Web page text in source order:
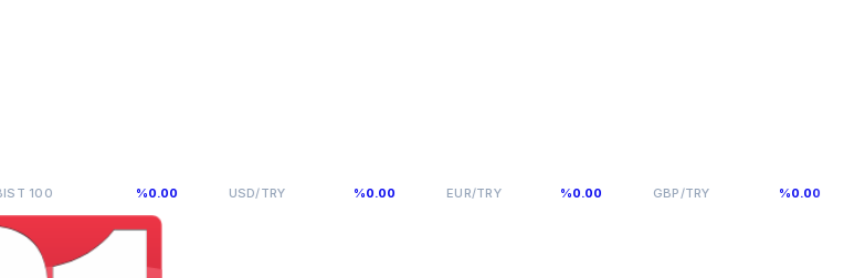
USD/TRY 47,5927 EUR/TRY 54,976 GBP/TRY 64,0893